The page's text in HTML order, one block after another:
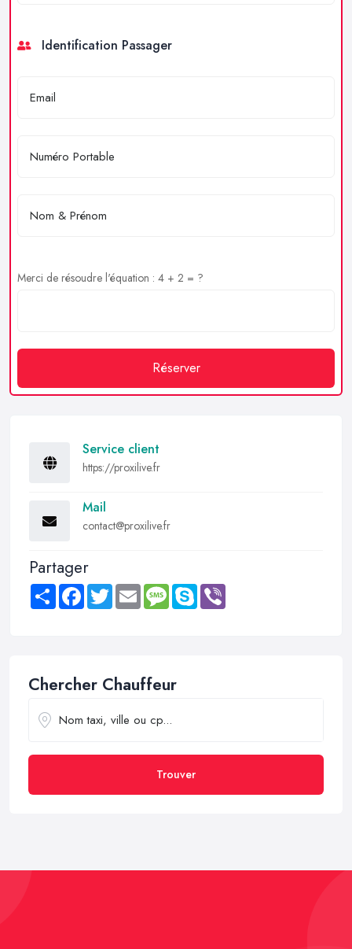
Identification Passager
Merci de résoudre l'équation : 4 + 2 = ?
Réserver
Service client
https://proxilive.fr
Mail
contact@proxilive.fr
Partager
Share FacebookTwitter Email MessageSkype
Chercher Chauffeur
Trouver